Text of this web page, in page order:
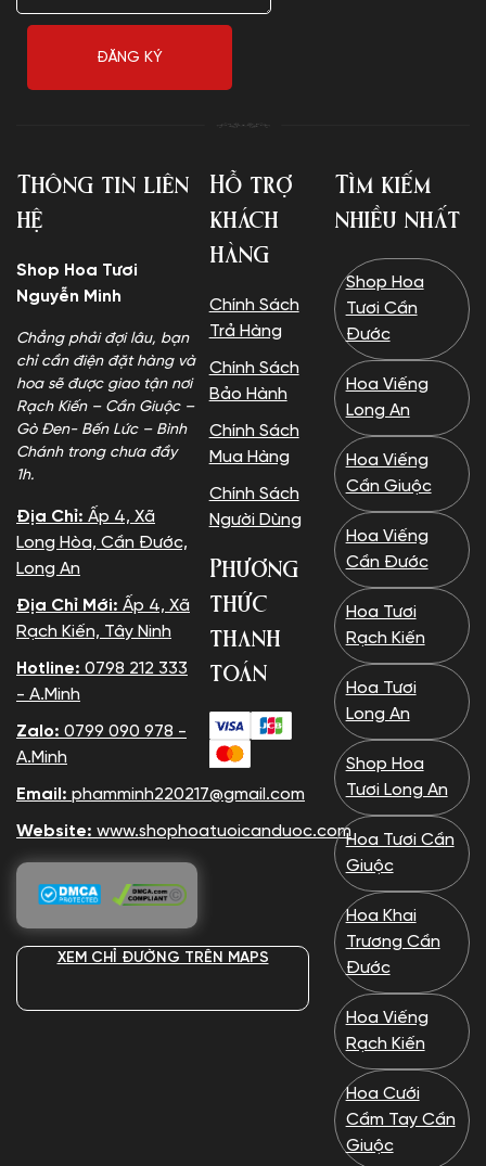
Thông tin liên
hệ
Shop Hoa Tươi
Nguyễn Minh
Chẳng phải đợi lâu, bạn
chỉ cần điện đặt hàng và
hoa sẽ được giao tận nơi
Rạch Kiến – Cần Giuộc –
Gò Đen- Bến Lức – Bình
Chánh trong chưa đầy
1h.
Địa Chỉ: Ấp 4, Xã
Long Hòa, Cần Đước,
Long An
Địa Chỉ Mới: Ấp 4, Xã
Rạch Kiến, Tây Ninh
Hotline: 0798 212 333
- A.Minh
Zalo: 0799 090 978 -
A.Minh
Email: phamminh220217@gmail.com
Website: www.shophoatuoicanduoc.com
XEM CHỈ ĐƯỜNG TRÊN MAPS
Hỗ trợ
khách
hàng
Chính Sách
Trả Hàng
Chính Sách
Bảo Hành
Chính Sách
Mua Hàng
Chính Sách
Người Dùng
Phương
thức
thanh
toán
Tìm kiếm
nhiều nhất
Shop Hoa
Tươi Cần
Đước
Hoa Viếng
Long An
Hoa Viếng
Cần Giuộc
Hoa Viếng
Cần Đước
Hoa Tươi
Rạch Kiến
Hoa Tươi
Long An
Shop Hoa
Tươi Long An
Hoa Tươi Cần
Giuộc
Hoa Khai
Trương Cần
Đước
Hoa Viếng
Rạch Kiến
Hoa Cưới
Cầm Tay Cần
Giuộc